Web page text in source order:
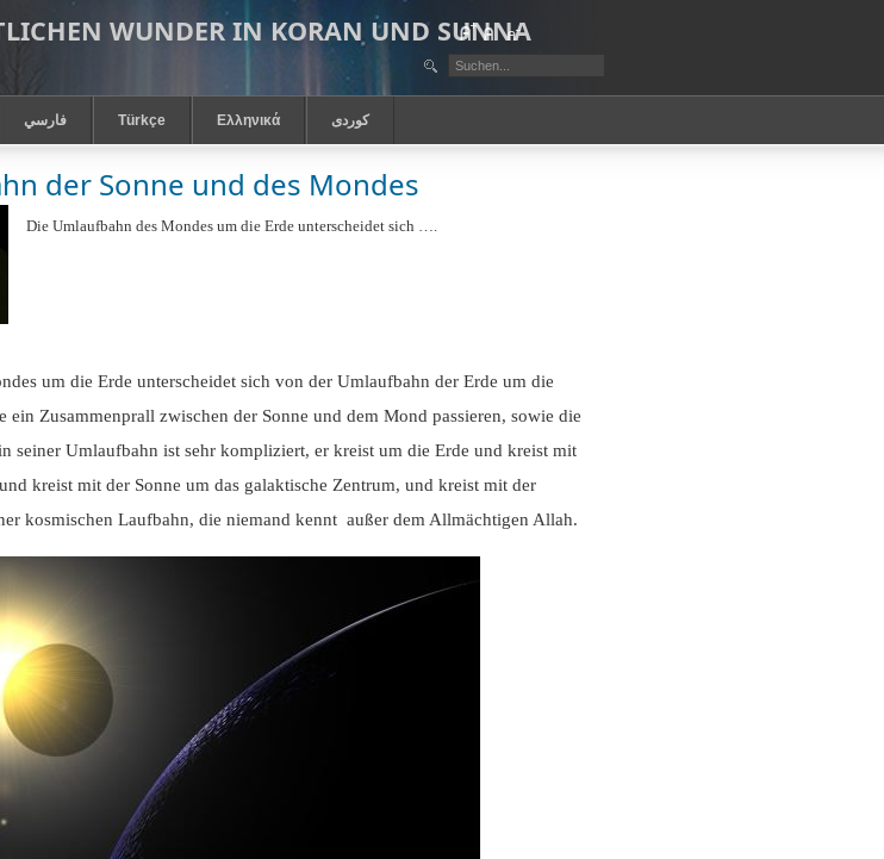
WUNDER IN KORAN UND SUNNA
فارسي Türkçe Ελληνικά كوردى
der Sonne und des Mondes
Die Umlaufbahn des Mondes um die Erde unterscheidet sich ….
um die Erde unterscheidet sich von der Umlaufbahn der Erde um die
ein Zusammenprall zwischen der Sonne und dem Mond passieren, sowie die
seiner Umlaufbahn ist sehr kompliziert, er kreist um die Erde und kreist mit
kreist mit der Sonne um das galaktische Zentrum, und kreist mit der
kosmischen Laufbahn, die niemand kennt außer dem Allmächtigen Allah.